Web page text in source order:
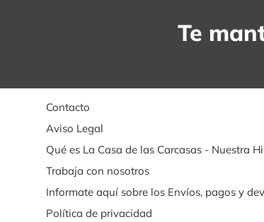
Te
Contacto
Aviso Legal
Qué es La Casa de las Carcasas - Nuestra
Trabaja con nosotros
Informate aquí sobre los Envíos, pagos y
Política de privacidad